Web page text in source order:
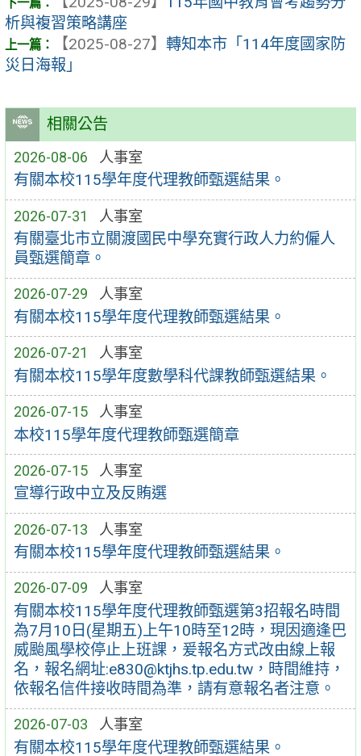
相關公告
2026-08-06 人事室
有關本校115學年度代理教師甄選結果。
2026-07-31 人事室
有關臺北市立關渡國民中學充實行政人力約僱人
員甄選簡章。
2026-07-29 人事室
有關本校115學年度代理教師甄選結果。
2026-07-21 人事室
有關本校115學年度數學科代課教師甄選結果。
2026-07-15 人事室
本校115學年度代理教師甄選簡章
2026-07-15 人事室
宣導行政中立及反賄選
2026-07-13 人事室
有關本校115學年度代理教師甄選結果。
2026-07-09 人事室
有關本校115學年度代理教師甄選第3招報名時間
為7月10日(星期五)上午10時至12時，現因適逢巴
威颱風學校停止上班課，爰報名方式改由線上報
名，報名網址:e830@ktjhs.tp.edu.tw，時間維持，
依報名信件接收時間為準，請有意報名者注意。
2026-07-03 人事室
有關本校115學年度代理教師甄選結果。
析與複習策略講座
【2025-08-27】 轉知本市「114年度國家防
災日海報」